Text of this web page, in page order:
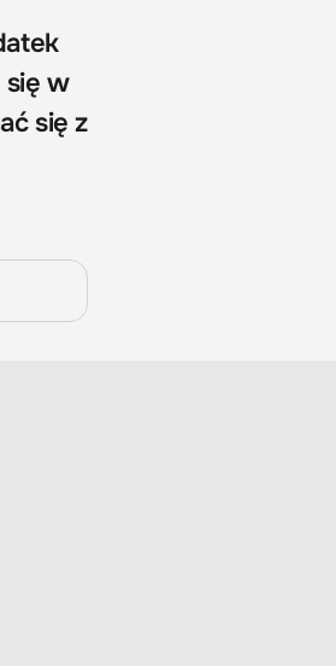
w
się z